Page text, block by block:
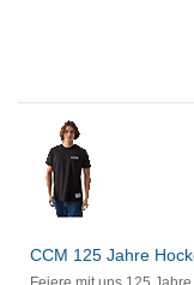
CCM 125 Jahre